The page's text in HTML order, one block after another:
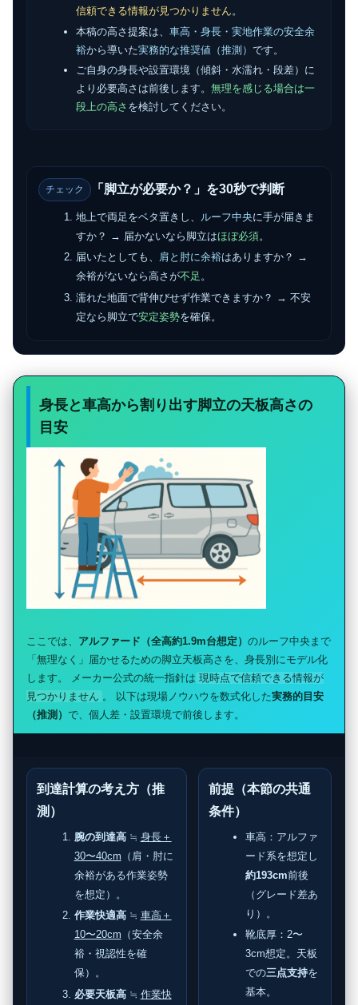
信頼できる情報が見つかりません。
本稿の高さ提案は、 車高・身長・実地作業の安全余
裕から導いた実務的な推奨値（推測） です。
ご自身の身長や設置環境（傾斜・水濡れ・段差）に
より必要高さは前後します。 無理を感じる場合は一
段上の高さ を検討してください。
チェック 「脚立が必要か？」を30秒で判断
地上で両足をベタ置きし、 ルーフ中央に手が届きま
すか？ → 届かないなら脚立はほぼ必須。
届いたとしても、 肩と肘に余裕はありますか？ →
余裕がないなら高さが不足 。
濡れた地面で背伸びせず作業できますか？ → 不安
定なら脚立で安定姿勢を確保。
身長と車高から割り出す脚立の天板高さの
目安
ここでは、 アルファード（全高約1.9m台想定） のルーフ中央まで
「無理なく」届かせるための脚立天板高さを、身長別にモデル化
します。 メーカー公式の統一指針は 現時点で信頼できる情報が
見つかりません 。 以下は現場ノウハウを数式化した実務的目安
（推測） で、個人差・設置環境で前後します。
到達計算の考え方（推
測）
腕の到達高≒ 身長＋
30〜40cm （肩・肘に
余裕がある作業姿勢
を想定）。
作業快適高≒ 車高＋
10〜20cm （安全余
裕・視認性を確
保）。
必要天板高≒ 作業快
前提（本節の共通
条件）
車高：アルファ
ード系を想定し
約193cm前後
（グレード差あ
り）。
靴底厚：2〜
3cm想定。天板
での三点支持を
基本。